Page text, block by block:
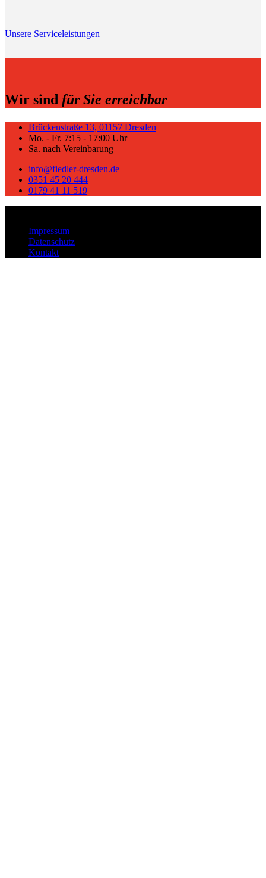
Unsere Serviceleistungen
Wir sind für Sie erreichbar
Brückenstraße 13, 01157 Dresden
Mo. - Fr. 7:15 - 17:00 Uhr
Sa. nach Vereinbarung
info@fiedler-dresden.de
0351 45 20 444
0179 41 11 519
Impressum
Datenschutz
Kontakt